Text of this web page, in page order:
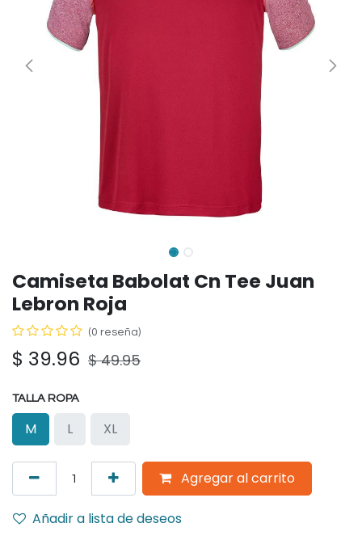
Camiseta Babolat Cn Tee Juan
Lebron Roja
(0 reseña)
$ 39.96 $49.95
TALLA ROPA
M L XL
Agregar al carrito
Añadir a lista de deseos